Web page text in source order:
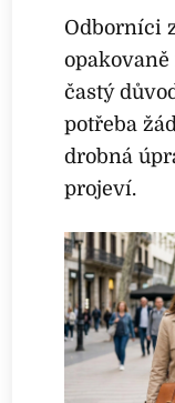
Odborníci
častý
potřeba
drobná
projeví.